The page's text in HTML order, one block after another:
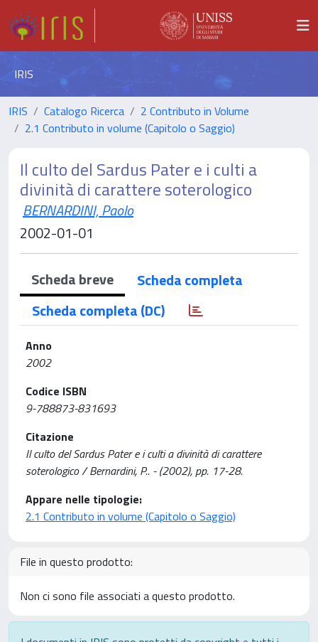
IRIS
IRIS Catalogo Ricerca
2 Contributo in Volume
2.1 Contributo in volume (Capitolo o Saggio)
Il culto del Sardus Pater e i culti a
divinità di carattere soterologico
BERNARDINI, Paolo
2002-01-01
Scheda breve
Scheda completa
Scheda completa (DC)
Anno
2002
Codice ISBN
9-788873-831693
Citazione
Il culto del Sardus Pater e i culti a divinità di carattere
soterologico / Bernardini, P.. - (2002), pp. 17-28.
Appare nelle tipologie:
2.1 Contributo in volume (Capitolo o Saggio)
File in questo prodotto:
Non ci sono file associati a questo prodotto.